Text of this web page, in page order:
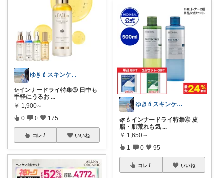
ゆき💄スキンケア&メイク
✨インナードライ特集⑤ 日中も
手軽にうるお ...
￥ 1,900～
0 0 175
コレ いいね
ゆき💄スキンケア&メイク
🌿💧インナードライ特集④ 皮
脂・肌荒れも気 ...
￥ 1,650～
1 0 95
コレ いいね